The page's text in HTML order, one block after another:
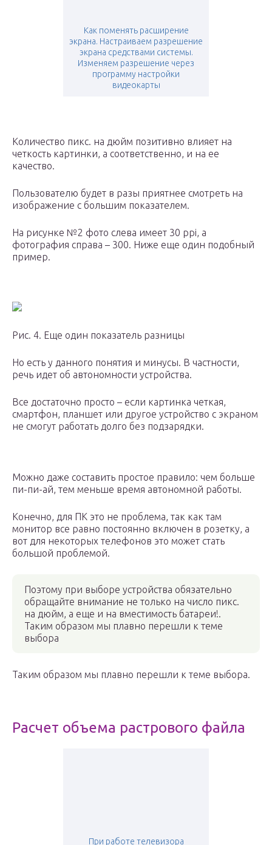
Как поменять расширение
экрана. Настраиваем разрешение
экрана средствами системы.
Изменяем разрешение через
программу настройки
видеокарты
Количество пикс. на дюйм позитивно влияет на
четкость картинки, а соответственно, и на ее
качество.
Пользователю будет в разы приятнее смотреть на
изображение с большим показателем.
На рисунке №2 фото слева имеет 30 ppi, а
фотография справа – 300. Ниже еще один подобный
пример.
Рис. 4. Еще один показатель разницы
Но есть у данного понятия и минусы. В частности,
речь идет об автономности устройства.
Все достаточно просто – если картинка четкая,
смартфон, планшет или другое устройство с экраном
не смогут работать долго без подзарядки.
Можно даже составить простое правило: чем больше
пи-пи-ай, тем меньше время автономной работы.
Конечно, для ПК это не проблема, так как там
монитор все равно постоянно включен в розетку, а
вот для некоторых телефонов это может стать
большой проблемой.
Поэтому при выборе устройства обязательно
обращайте внимание не только на число пикс.
на дюйм, а еще и на вместимость батареи!.
Таким образом мы плавно перешли к теме
выбора
Таким образом мы плавно перешли к теме выбора.
Расчет объема растрового файла
При работе телевизора